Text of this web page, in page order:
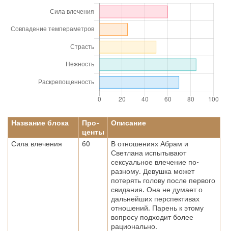
Название блока
Про-
центы
Описание
Сила влечения 60
В отношениях Абрам и
Светлана испытывают
сексуальное влечение по-
разному. Девушка может
потерять голову после первого
свидания. Она не думает о
дальнейших перспективах
отношений. Парень к этому
вопросу подходит более
рационально.